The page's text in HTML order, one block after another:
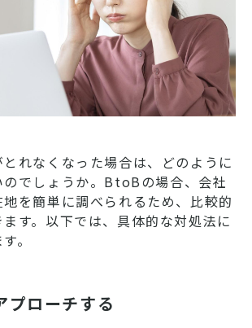
れなくなった場合は、どのように
でしょうか。BtoBの場合、会社
を簡単に調べられるため、比較的
す。以下では、具体的な対処法に
。
プローチする